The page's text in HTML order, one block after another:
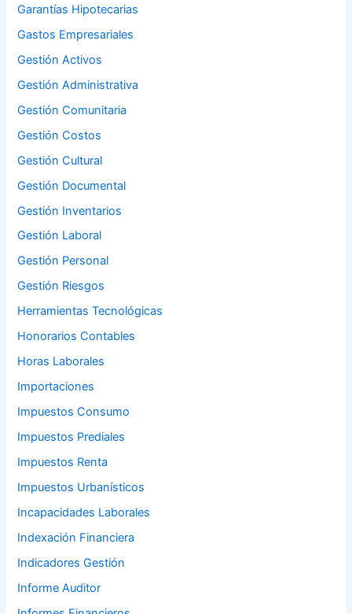
Garantías Hipotecarias
Gastos Empresariales
Gestión Activos
Gestión Administrativa
Gestión Comunitaria
Gestión Costos
Gestión Cultural
Gestión Documental
Gestión Inventarios
Gestión Laboral
Gestión Personal
Gestión Riesgos
Herramientas Tecnológicas
Honorarios Contables
Horas Laborales
Importaciones
Impuestos Consumo
Impuestos Prediales
Impuestos Renta
Impuestos Urbanísticos
Incapacidades Laborales
Indexación Financiera
Indicadores Gestión
Informe Auditor